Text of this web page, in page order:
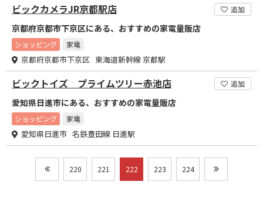
ビックカメラJR京都駅店 追加
京都府京都市下京区にある、おすすめの家電量販店
ショッピング 家電
京都府京都市下京区 東海道新幹線 京都駅
ビックトイズ プライムツリー赤池店 追加
愛知県日進市にある、おすすめの家電量販店
ショッピング 家電
愛知県日進市 名鉄豊田線 日進駅
220 221 222 223 224